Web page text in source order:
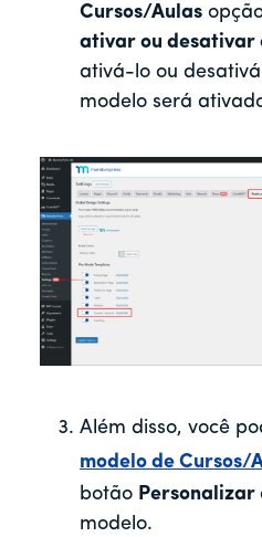
Cursos/Aulas
ativar ou desativar
ativá-lo ou
modelo será
Além disso, você
modelo de Cursos/
botão Personalizar
modelo.